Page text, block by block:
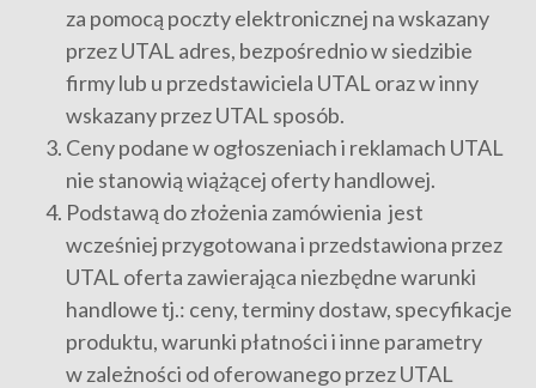
za pomocą poczty elektronicznej na wskazany
przez UTAL adres, bezpośrednio w siedzibie
firmy lub u przedstawiciela UTAL oraz w inny
wskazany przez UTAL sposób.
Ceny podane w ogłoszeniach i reklamach UTAL
nie stanowią wiążącej oferty handlowej.
Podstawą do złożenia zamówienia jest
wcześniej przygotowana i przedstawiona przez
UTAL oferta zawierająca niezbędne warunki
handlowe tj.: ceny, terminy dostaw, specyfikacje
produktu, warunki płatności i inne parametry
w zależności od oferowanego przez UTAL